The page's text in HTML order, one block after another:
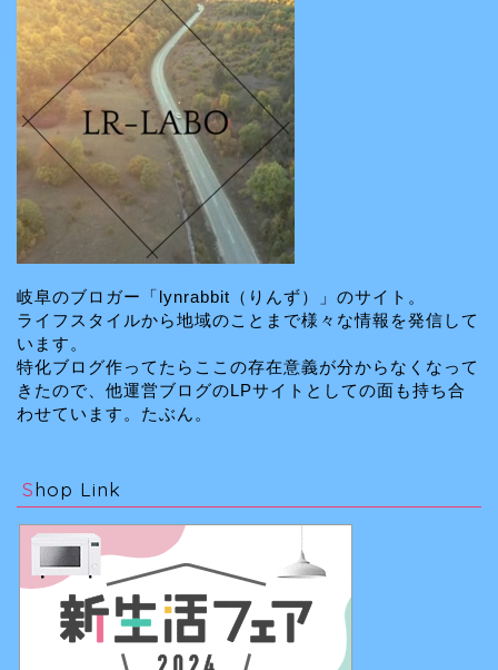
岐阜のブロガー「lynrabbit（りんず）」のサイト。
ライフスタイルから地域のことまで様々な情報を発信して
います。
特化ブログ作ってたらここの存在意義が分からなくなって
きたので、他運営ブログのLPサイトとしての面も持ち合
わせています。たぶん。
Shop Link